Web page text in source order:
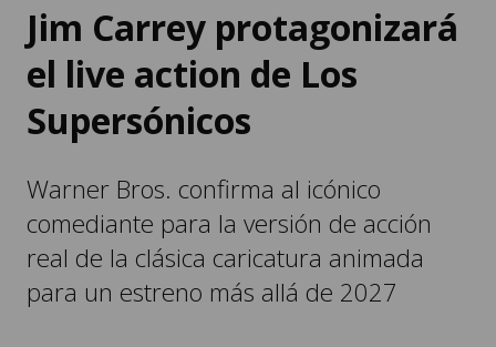
Jim Carrey protagonizará
el live action de Los
Supersónicos
Warner Bros. confirma al icónico
comediante para la versión de acción
real de la clásica caricatura animada
para un estreno más allá de 2027